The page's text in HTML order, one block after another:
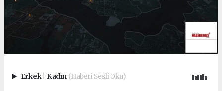
Erkek Kadın (Haberi Sesli Oku)